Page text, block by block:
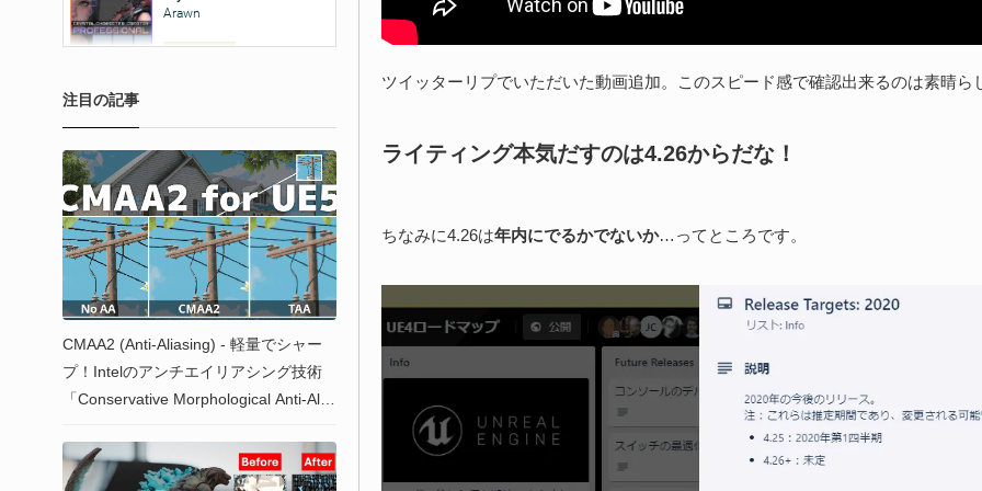
ツイッターリプでいただいた動画追加。このスピード感で確認出来るのは素晴ら
ライティング本気だすのは4.26からだな！
ちなみに4.26は年内にでるかでないか…ってところです。
注目の記事
CMAA2 (Anti-Aliasing) - 軽量でシャー
プ！Intelのアンチエイリアシング技術
「Conservative Morphological Anti-Alia
al Engine 5用プラグイン！